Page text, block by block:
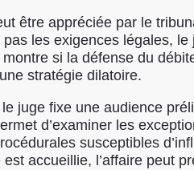
être appréciée par le
les exigences légales,
si la défense du
stratégie dilatoire.
juge fixe une audience
d’examiner les
susceptibles
accueillie, l’affaire peut